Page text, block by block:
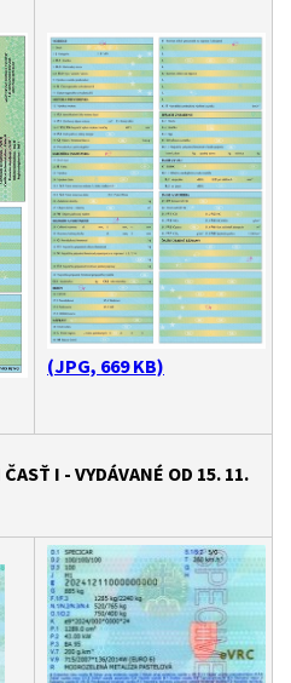
(JPG, 669 KB)
I - VYDÁVANÉ OD 15. 11.